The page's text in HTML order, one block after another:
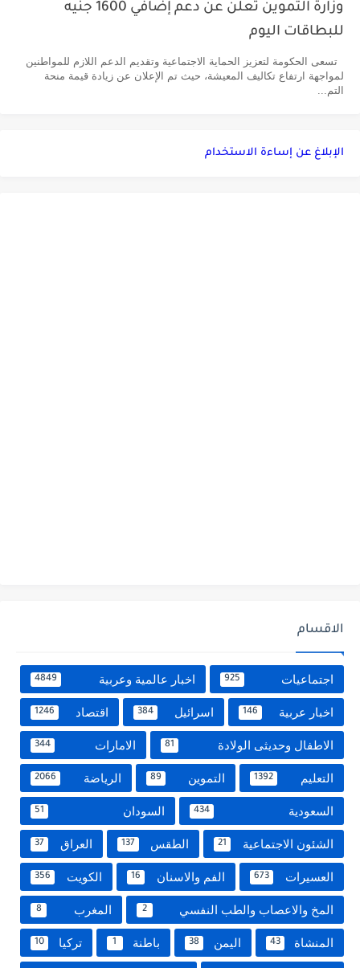
وزارة التموين تعلن عن دعم إضافي 1600 جنيه
للبطاقات اليوم
تسعى الحكومة لتعزيز الحماية الاجتماعية وتقديم الدعم اللازم للمواطنين
لمواجهة ارتفاع تكاليف المعيشة، حيث تم الإعلان عن زيادة قيمة منحة
التم...
الإبلاغ عن إساءة الاستخدام
الاقسام
اجتماعيات 925 اخبار عالمية وعربية 4849
اخبار عربية 146 اسرائيل 384 اقتصاد 1246
الاطفال وحديثى الولادة 81 الامارات 344
التعليم 1392 التموين 89 الرياضة 2066
السعودية 434 السودان 51
الشئون الاجتماعية 21 الطقس 137 العراق 37
العسيرات 673 الفم والاسنان 16 الكويت 356
المخ والاعصاب والطب النفسي 2 المغرب 8
المنشاة 43 اليمن 38 باطنة 1 تركيا 10